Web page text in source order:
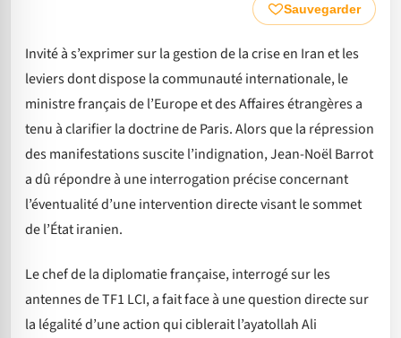
Sauvegarder
Invité à s’exprimer sur la gestion de la crise en Iran et les
leviers dont dispose la communauté internationale, le
ministre français de l’Europe et des Affaires étrangères a
tenu à clarifier la doctrine de Paris. Alors que la répression
des manifestations suscite l’indignation, Jean-Noël Barrot
a dû répondre à une interrogation précise concernant
l’éventualité d’une intervention directe visant le sommet
de l’État iranien.
Le chef de la diplomatie française, interrogé sur les
antennes de TF1 LCI, a fait face à une question directe sur
la légalité d’une action qui ciblerait l’ayatollah Ali